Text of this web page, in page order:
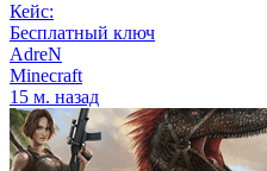
Кейс:
Бесплатный ключ
AdreN
Minecraft
15 м. назад